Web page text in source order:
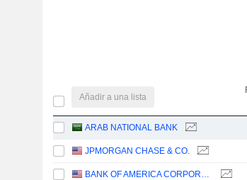
Añadir a una lista
ARAB NATIONAL BANK
JPMORGAN CHASE & CO.
BANK OF AMERICA CORPORATION